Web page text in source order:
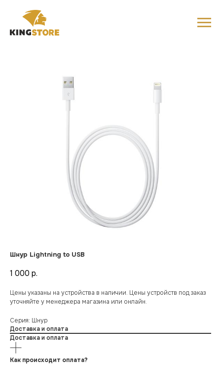
Шнур Lightning to USB
1 000 р.
Цены указаны на устройства в наличии. Цены устройств под заказ
уточняйте у менеджера магазина или онлайн.
Серия: Шнур
Доставка и оплата
Доставка и оплата
Как происходит оплата?